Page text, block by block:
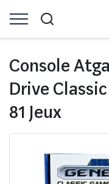
Console
Drive
81 Jeux